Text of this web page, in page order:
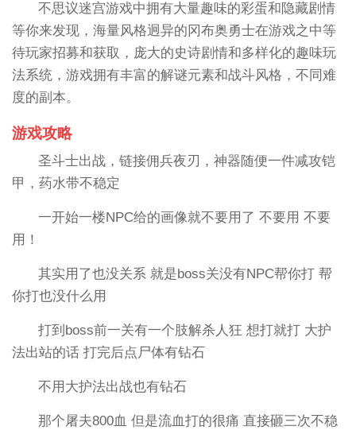
不思议迷宫游戏中拥有大量趣味的彩蛋和隐藏剧情
等你来发现，海量风格迥异的冈布奥勇士在游戏之中等
待玩家招募和获取，庞大的史诗剧情和多样化的趣味玩
法系统，游戏拥有丰富的解谜元素和战斗风格，不同难
度的副本。
游戏攻略
圣斗士出战，链接佣兵夜刃，神器随便一件减攻铠
甲，药水带不稳定
一开始一楼NPC给的画像就不要用了 不要用 不要
用！
其实用了也没关系 就是boss关没有NPC帮你打 帮
你打也没什么用
打到boss前一关有一个肢解杀人狂 想打就打 大护
法出站的话 打完后点尸体有钻石
不用大护法出战也有钻石
那个屠夫800血 但是流血打的很痛 直接砸三次不稳